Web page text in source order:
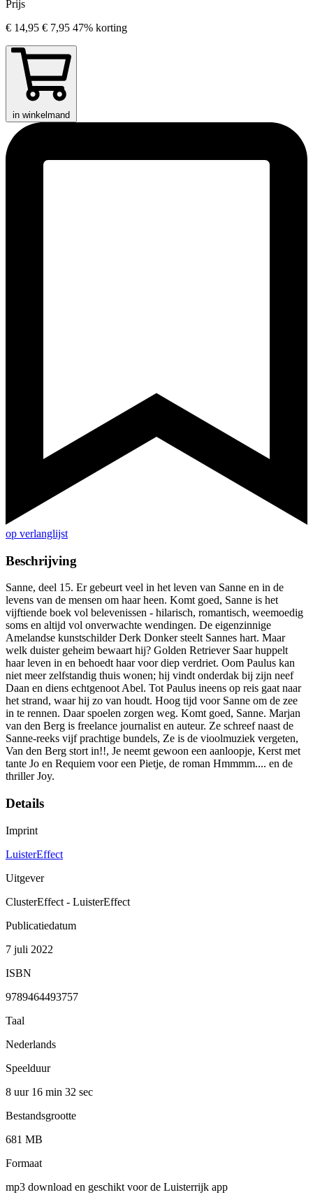
Prijs
€ 14,95 € 7,95 47% korting
in winkelmand
op verlanglijst
Beschrijving
Sanne, deel 15. Er gebeurt veel in het leven van Sanne en in de
levens van de mensen om haar heen. Komt goed, Sanne is het
vijftiende boek vol belevenissen - hilarisch, romantisch, weemoedig
soms en altijd vol onverwachte wendingen. De eigenzinnige
Amelandse kunstschilder Derk Donker steelt Sannes hart. Maar
welk duister geheim bewaart hij? Golden Retriever Saar huppelt
haar leven in en behoedt haar voor diep verdriet. Oom Paulus kan
niet meer zelfstandig thuis wonen; hij vindt onderdak bij zijn neef
Daan en diens echtgenoot Abel. Tot Paulus ineens op reis gaat naar
het strand, waar hij zo van houdt. Hoog tijd voor Sanne om de zee
in te rennen. Daar spoelen zorgen weg. Komt goed, Sanne. Marjan
van den Berg is freelance journalist en auteur. Ze schreef naast de
Sanne-reeks vijf prachtige bundels, Ze is de vioolmuziek vergeten,
Van den Berg stort in!!, Je neemt gewoon een aanloopje, Kerst met
tante Jo en Requiem voor een Pietje, de roman Hmmmm.... en de
thriller Joy.
Details
Imprint
LuisterEffect
Uitgever
ClusterEffect - LuisterEffect
Publicatiedatum
7 juli 2022
ISBN
9789464493757
Taal
Nederlands
Speelduur
8 uur 16 min 32 sec
Bestandsgrootte
681 MB
Formaat
mp3 download en geschikt voor de Luisterrijk app